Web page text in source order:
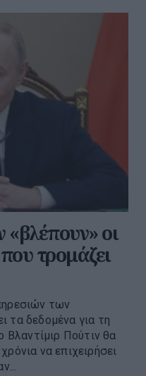
οι
τρομάζει
των
τα δεδομένα για τη
Βλαντίμιρ Πούτιν θα
να επιχειρήσει